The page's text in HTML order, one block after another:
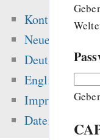
Kontakt
Neue Inhalte
Deutsch
English
Impressum
Datenschutz